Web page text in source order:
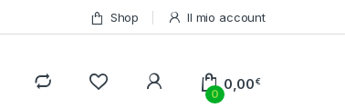
Shop Il mio account
0
0,00€